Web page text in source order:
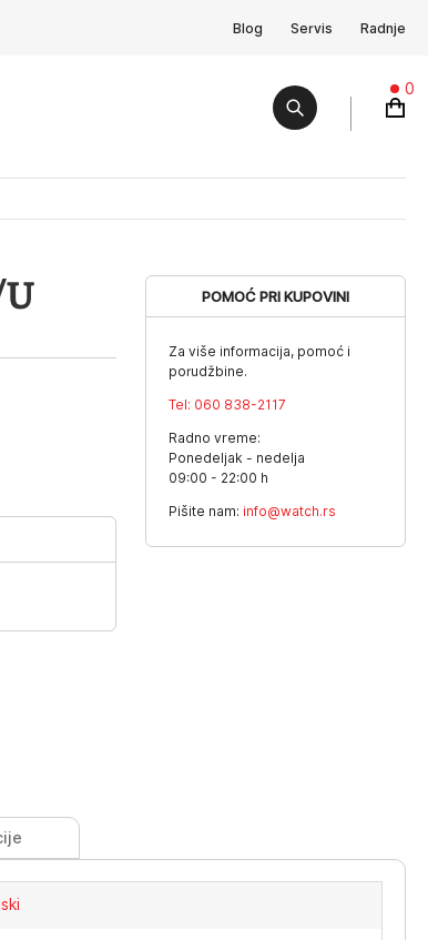
Blog Servis Radnje
0
POMOĆ PRI KUPOVINI
Za više informacija, pomoć i
porudžbine.
Tel: 060 838-2117
Radno vreme:
Ponedeljak - nedelja
09:00 - 22:00 h
Pišite nam: info@watch.rs